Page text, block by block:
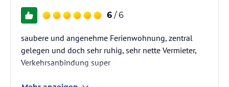
6 / 6
saubere und angenehme Ferienwohnung, zentral
gelegen und doch sehr ruhig, sehr nette Vermieter,
Verkehrsanbindung super